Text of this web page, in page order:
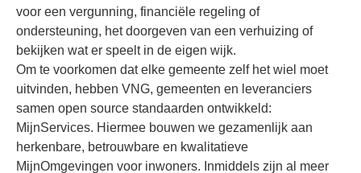
voor een vergunning, financiële regeling of
ondersteuning, het doorgeven van een verhuizing of
bekijken wat er speelt in de eigen wijk.
Om te voorkomen dat elke gemeente zelf het wiel moet
uitvinden, hebben VNG, gemeenten en leveranciers
samen open source standaarden ontwikkeld:
MijnServices. Hiermee bouwen we gezamenlijk aan
herkenbare, betrouwbare en kwalitatieve
MijnOmgevingen voor inwoners. Inmiddels zijn al meer